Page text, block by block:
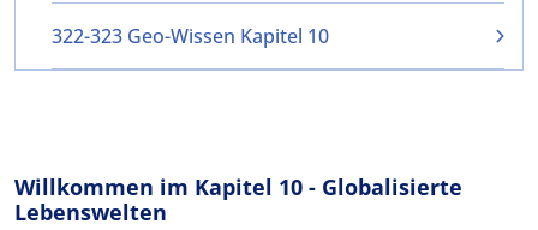
322-323 Geo-Wissen Kapitel 10
Willkommen im Kapitel 10 - Globalisierte
Lebenswelten